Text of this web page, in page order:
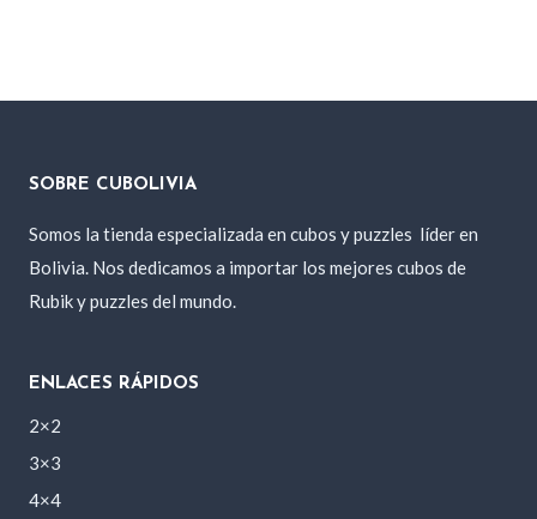
SOBRE CUBOLIVIA
Somos la tienda especializada en cubos y puzzles líder en
Bolivia. Nos dedicamos a importar los mejores cubos de
Rubik y puzzles del mundo.
ENLACES RÁPIDOS
2×2
3×3
4×4